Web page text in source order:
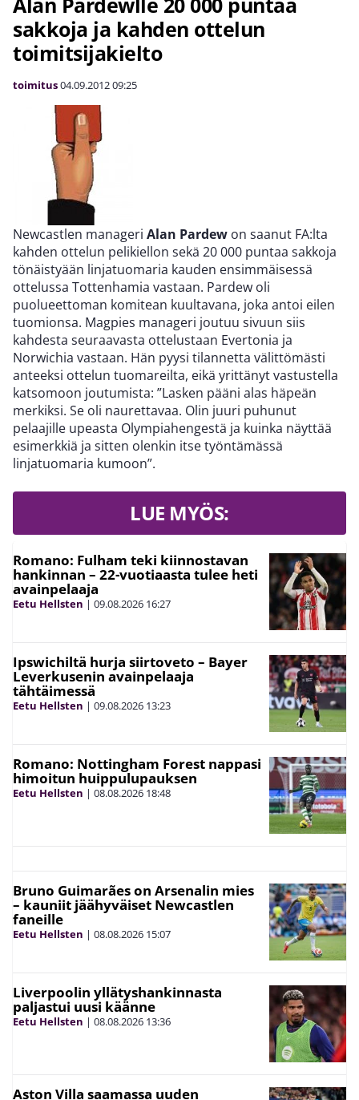
sakkoja ja kahden ottelun
toimitsijakielto
toimitus04.09.201209:25
Newcastlen manageri Alan Pardew on saanut FA:lta
kahden ottelun pelikiellon sekä 20 000 puntaa sakkoja
tönäistyään linjatuomaria kauden ensimmäisessä
ottelussa Tottenhamia vastaan. Pardew oli
puolueettoman komitean kuultavana, joka antoi eilen
tuomionsa. Magpies manageri joutuu sivuun siis
kahdesta seuraavasta ottelustaan Evertonia ja
Norwichia vastaan. Hän pyysi tilannetta välittömästi
anteeksi ottelun tuomareilta, eikä yrittänyt vastustella
katsomoon joutumista: ”Lasken pääni alas häpeän
merkiksi. Se oli naurettavaa. Olin juuri puhunut
pelaajille upeasta Olympiahengestä ja kuinka näyttää
esimerkkiä ja sitten olenkin itse työntämässä
linjatuomaria kumoon”.
LUE MYÖS:
Romano: Fulham teki kiinnostavan
hankinnan – 22-vuotiaasta tulee heti
avainpelaaja
Eetu Hellsten | 09.08.2026 16:27
Ipswichiltä hurja siirtoveto – Bayer
Leverkusenin avainpelaaja
tähtäimessä
Eetu Hellsten | 09.08.2026 13:23
Romano: Nottingham Forest nappasi
himoitun huippulupauksen
Eetu Hellsten | 08.08.2026 18:48
Bruno Guimarães on Arsenalin mies
– kauniit jäähyväiset Newcastlen
faneille
Eetu Hellsten | 08.08.2026 15:07
Liverpoolin yllätyshankinnasta
paljastui uusi käänne
Eetu Hellsten | 08.08.2026 13:36
Aston Villa saamassa uuden